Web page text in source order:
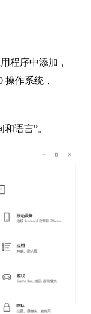
程序中添加，
操作系统，
语言”。